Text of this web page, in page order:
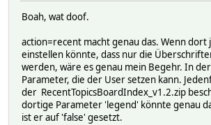
Boah, wat doof.
action=recent macht genau das. Wenn dort
einstellen könnte, dass nur die
werden, wäre es genau mein Begehr. In
Parameter, die der User setzen kann.
der RecentTopicsBoardIndex_v1.2.zip
dortige Parameter 'legend' könnte genau
ist er auf 'false' gesetzt.